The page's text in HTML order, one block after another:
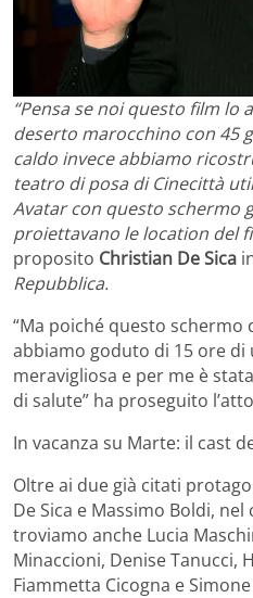
“Pensa se noi questo film lo
deserto marocchino con 45
caldo invece abbiamo
teatro di posa di Cinecittà
Avatar con questo schermo
proiettavano le location del
proposito Christian De Sica
Repubblica.
“Ma poiché questo schermo
abbiamo goduto di 15 ore di
meravigliosa e per me è
di salute” ha proseguito
In vacanza su Marte: il cast
Oltre ai due già citati
De Sica e Massimo Boldi,
troviamo anche Lucia
Minaccioni, Denise Tanucci,
Fiammetta Cicogna e